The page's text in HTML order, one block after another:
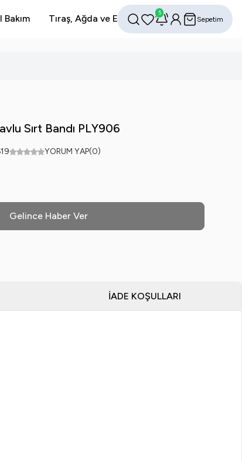
Tıraş, Ağda ve Epilasyon Avantajlı Setler
Favorilerim
5
HesabımSepetim
Sırt Bandı PLY906
YORUM YAP(0)
Gelince Haber Ver
İADE KOŞULLARI